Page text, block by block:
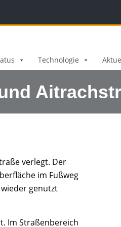
Technologie
verlegt. Der
im Fußweg
genutzt
Im Straßenbereich